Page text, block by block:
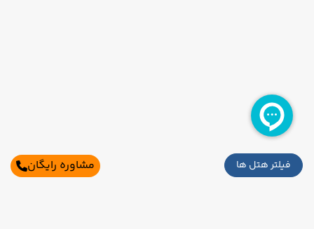
فیلتر هتل ها مشاوره رایگان